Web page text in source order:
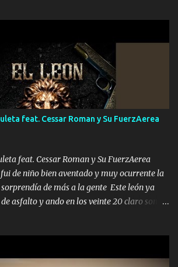
subir de level trucha mis plebes Música
sombrero a veces me ven la cachucha de lado
en alto A veces me fajó una super o a veces
armado todas las generaciones yo
hago lo que quiero pues así soy me mandó
yo les paro el dedo soy hocicon un
Que Les importa no saben nada falsas
hay gente corriente no quieren ve...
feat. Cessar Roman y Su FuerzAerea
feat. Cessar Roman y Su FuerzAerea
de niño bien aventado y muy ocurrente la
de más a la gente Este león ya
asfalto y ando en los veinte 20 claro son
les voy a dar hasta topar pues no hay de